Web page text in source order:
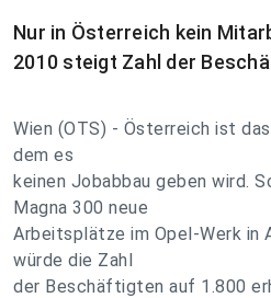
Nur in Österreich kein
2010 steigt Zahl der
Wien (OTS) - Österreich ist
dem es
keinen Jobabbau geben wird.
Magna 300 neue
Arbeitsplätze im Opel-Werk in
würde die Zahl
der Beschäftigten auf 1.800